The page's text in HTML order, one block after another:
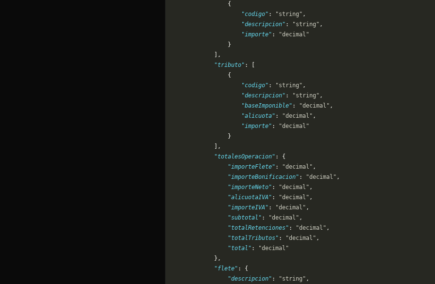
                {
                    "codigo"
: "string" ,
                    "descripcion"
: "string" ,
                    "importe"
:
"decimal"
                }
            ],
            "tributo"
: [
                {
                    "codigo"
: "string" ,
                    "descripcion"
: "string" ,
                    "baseImponible"
: "decimal" ,
                    "alicuota"
: "decimal" ,
                    "importe"
:
"decimal"
                }
            ],
            "totalesOperacion"
: {
                "importeFlete"
: "decimal" ,
                "importeBonificacion"
: "decimal" ,
                "importeNeto"
: "decimal" ,
                "alicuotaIVA"
: "decimal" ,
                "importeIVA"
: "decimal" ,
                "subtotal"
: "decimal" ,
                "totalRetenciones"
: "decimal" ,
                "totalTributos"
: "decimal" ,
                "total"
:
"decimal"
            },
            "flete"
: {
                "descripcion"
: "string" ,